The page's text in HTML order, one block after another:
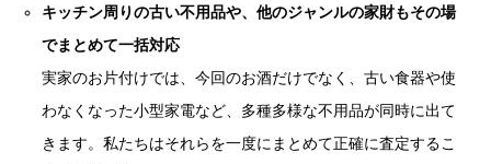
キッチン周りの古い不用品や、他のジャンルの家財もその場
でまとめて一括対応
実家のお片付けでは、今回のお酒だけでなく、古い食器や使
わなくなった小型家電など、多種多様な不用品が同時に出て
きます。私たちはそれらを一度にまとめて正確に査定するこ